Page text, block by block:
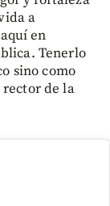
a
en
Tenerlo
sino como
rector de la